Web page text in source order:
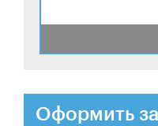
Оформить